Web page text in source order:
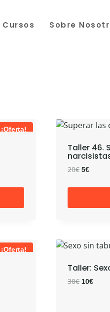
Cursos Sobre
¡Oferta!
Taller 46.
20€El
original
20€.
5€El
actual
5€.
¡Oferta!
Taller:
30€ El
10€El